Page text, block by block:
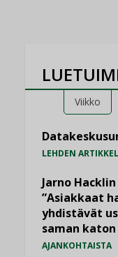
Viikko
LEHDEN
Jarno
”Asiakkaat
yhdistävät
saman katon
AJANKOHTAISTA